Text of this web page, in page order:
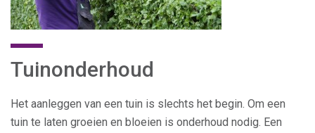
Tuinonderhoud
Het aanleggen van een tuin is slechts het begin. Om een
tuin te laten groeien en bloeien is onderhoud nodig. Een